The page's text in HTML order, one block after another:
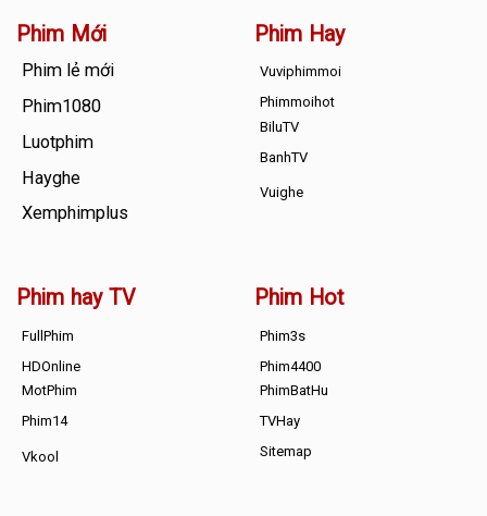
Phim Mới
Phim lẻ mới
Phim1080
Luotphim
Hayghe
Xemphimplus
Phim Hay
Vuviphimmoi
Phimmoihot
BiluTV
BanhTV
Vuighe
Phim hay TV
FullPhim
HDOnline
MotPhim
Phim14
Vkool
Phim Hot
Phim3s
Phim4400
PhimBatHu
TVHay
Sitemap